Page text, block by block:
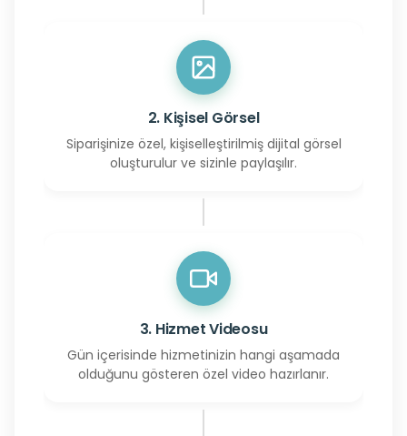
2. Kişisel Görsel
Siparişinize özel, kişiselleştirilmiş dijital görsel
oluşturulur ve sizinle paylaşılır.
3. Hizmet Videosu
Gün içerisinde hizmetinizin hangi aşamada
olduğunu gösteren özel video hazırlanır.